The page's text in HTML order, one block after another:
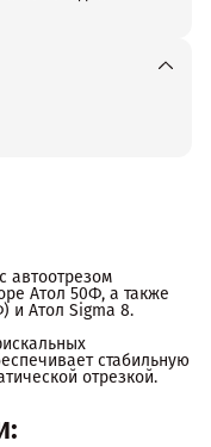
автоотрезом
Атол 50Ф, а также
и Атол Sigma 8.
стабильную
отрезкой.